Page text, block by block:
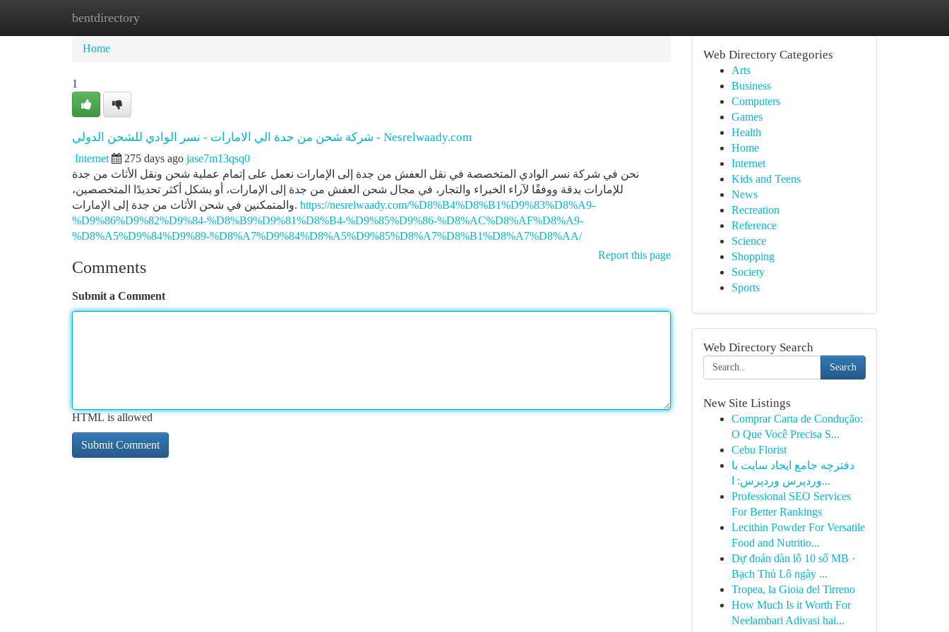
bentdirectory
Home
Home
1
شركة شحن من جدة الي الامارات - نسر الوادي للشحن الدولي - Nesrelwaady.com
Internet 275 days ago jase7m13qsq0
نحن في شركة نسر الوادي المتخصصة في نقل العفش من جدة إلى الإمارات نعمل على إتمام عملية شحن ونقل الأثاث من جدة
للإمارات بدقة ووفقًا لآراء الخبراء والتجار، في مجال شحن العفش من جدة إلى الإمارات، أو بشكل أكثر تحديدًا المتخصصين،
والمتمكنين في شحن الأثاث من جدة إلى الإمارات. https://nesrelwaady.com/%D8%B4%D8%B1%D9%83%D8%A9-
%D9%86%D9%82%D9%84-%D8%B9%D9%81%D8%B4-%D9%85%D9%86-%D8%AC%D8%AF%D8%A9-
%D8%A5%D9%84%D9%89-%D8%A7%D9%84%D8%A5%D9%85%D8%A7%D8%B1%D8%A7%D8%AA/
Report this page
Comments
Submit a Comment
HTML is allowed
Web Directory Categories
Arts
Business
Computers
Games
Health
Home
Internet
Kids and Teens
News
Recreation
Reference
Science
Shopping
Society
Sports
Web Directory Search
Search
New Site Listings
Comprar Carta de Condução:
O Que Você Precisa S...
Cebu Florist
دفترچه جامع ایجاد سایت با
وردپرس وردپرس: ا...
Professional SEO Services
For Better Rankings
Lecithin Powder For Versatile
Food and Nutritio...
Dự đoán dàn lô 10 số MB ·
Bạch Thủ Lô ngày ...
Tropea, la Gioia del Tirreno
How Much Is it Worth For
Neelambari Adivasi hai...